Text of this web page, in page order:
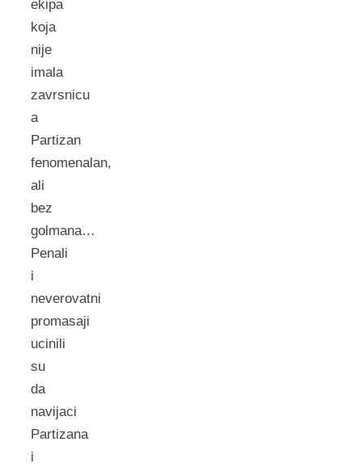
ekipa
koja
nije
imala
zavrsnicu
a
Partizan
fenomenalan,
ali
bez
golmana…
Penali
i
neverovatni
promasaji
ucinili
su
da
navijaci
Partizana
i